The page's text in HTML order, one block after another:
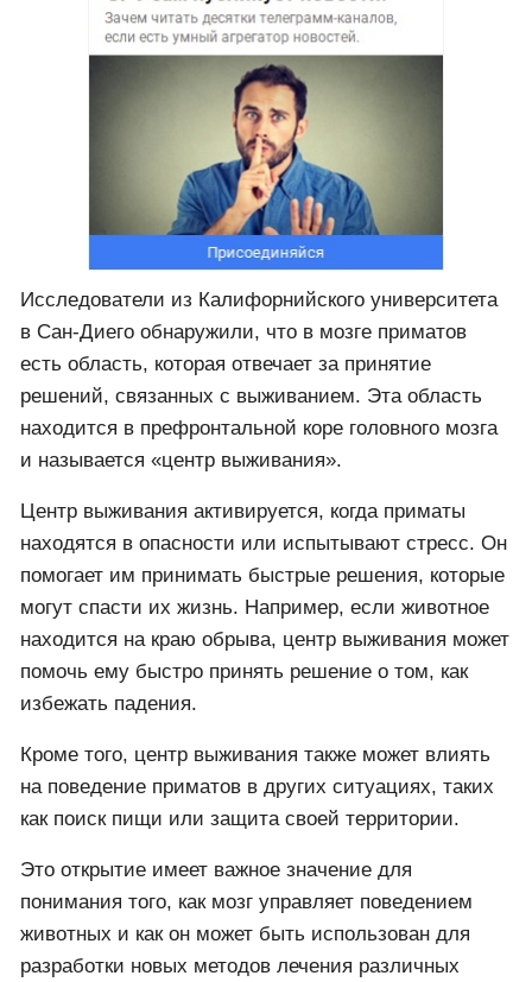
Исследователи из Калифорнийского университета
в Сан-Диего обнаружили, что в мозге приматов
есть область, которая отвечает за принятие
решений, связанных с выживанием. Эта область
находится в префронтальной коре головного мозга
и называется «центр выживания».
Центр выживания активируется, когда приматы
находятся в опасности или испытывают стресс. Он
помогает им принимать быстрые решения, которые
могут спасти их жизнь. Например, если животное
находится на краю обрыва, центр выживания может
помочь ему быстро принять решение о том, как
избежать падения.
Кроме того, центр выживания также может влиять
на поведение приматов в других ситуациях, таких
как поиск пищи или защита своей территории.
Это открытие имеет важное значение для
понимания того, как мозг управляет поведением
животных и как он может быть использован для
разработки новых методов лечения различных